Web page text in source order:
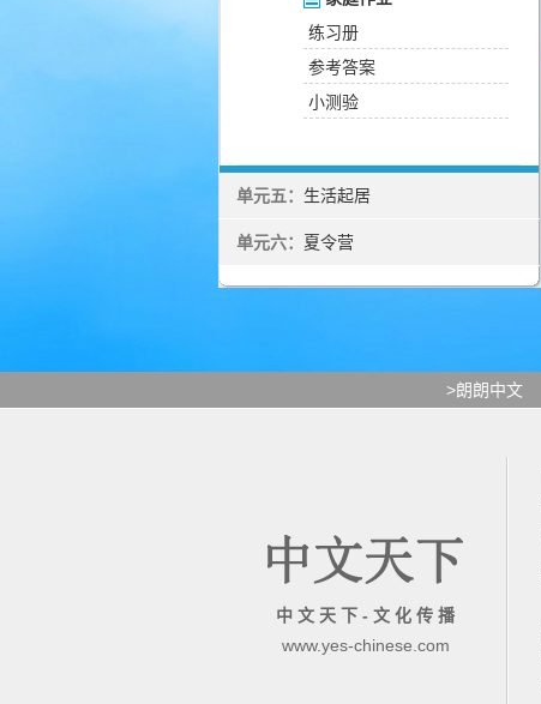
练习册
参考答案
小测验
单元五： 生活起居
单元六： 夏令营
>朗朗中文
中 文 天 下 - 文 化 传 播
www.yes-chinese.com